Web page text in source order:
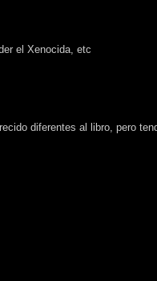
el Xenocida, etc
diferentes al libro, pero